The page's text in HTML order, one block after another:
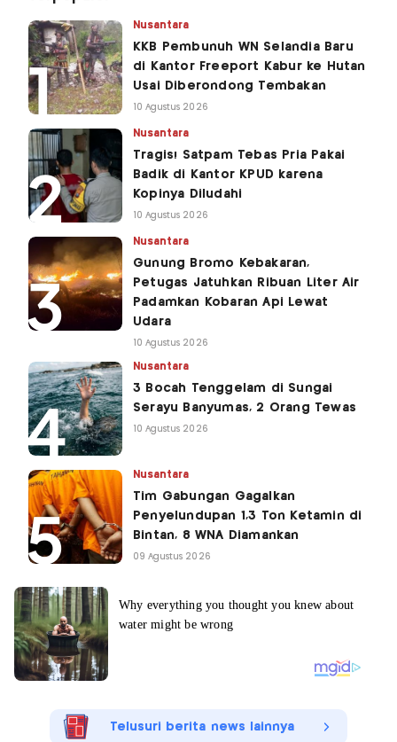
Nusantara
KKB Pembunuh WN Selandia Baru
di Kantor Freeport Kabur ke Hutan
Usai Diberondong Tembakan
10 Agustus 2026
Nusantara
Tragis! Satpam Tebas Pria Pakai
Badik di Kantor KPUD karena
Kopinya Diludahi
10 Agustus 2026
Nusantara
Gunung Bromo Kebakaran,
Petugas Jatuhkan Ribuan Liter Air
Padamkan Kobaran Api Lewat
Udara
10 Agustus 2026
Nusantara
3 Bocah Tenggelam di Sungai
Serayu Banyumas, 2 Orang Tewas
10 Agustus 2026
Nusantara
Tim Gabungan Gagalkan
Penyelundupan 1,3 Ton Ketamin di
Bintan, 8 WNA Diamankan
09 Agustus 2026
Telusuri berita news lainnya